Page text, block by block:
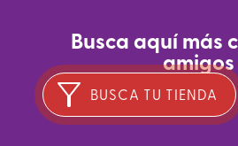
Busca aquí más
amigos
BUSCA TU TIENDA